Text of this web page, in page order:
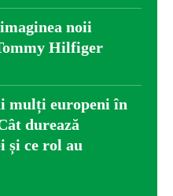
noii
Hilfiger
mulți europeni în
durează
și ce rol au